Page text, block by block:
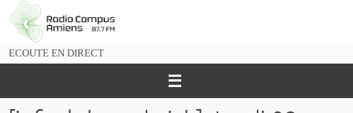
Passer
vers
ECOUTE EN DIRECT